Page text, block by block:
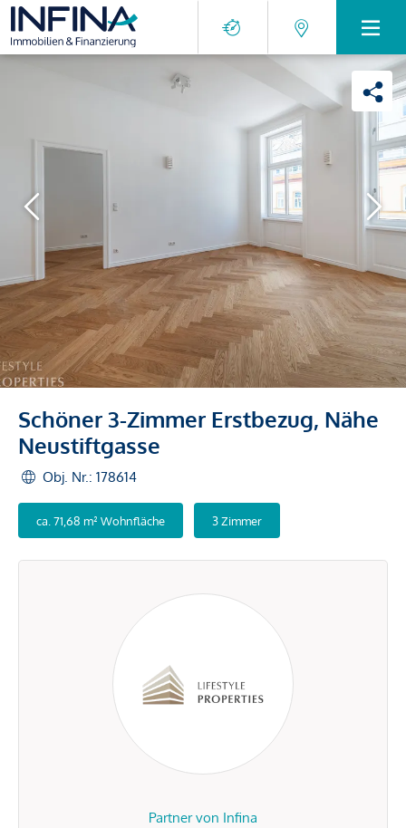
Schöner 3-Zimmer Erstbezug, Nähe
Neustiftgasse
Obj. Nr.: 178614
ca. 71,68 m² Wohnfläche 3 Zimmer
Partner von Infina